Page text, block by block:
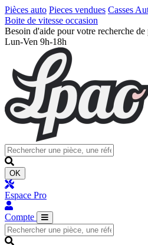
Pièces auto Pieces vendues Casses
Boite de vitesse occasion
Besoin d'aide pour votre recherche de
Lun-Ven 9h-18h
OK
Espace Pro
Compte